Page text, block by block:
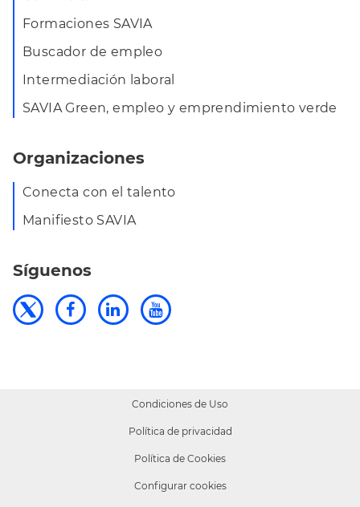
Formaciones SAVIA
Buscador de empleo
Intermediación laboral
SAVIA Green, empleo y emprendimiento verde
Organizaciones
Conecta con el talento
Manifiesto SAVIA
Síguenos
Condiciones de Uso
Política de privacidad
Política de Cookies
Configurar cookies